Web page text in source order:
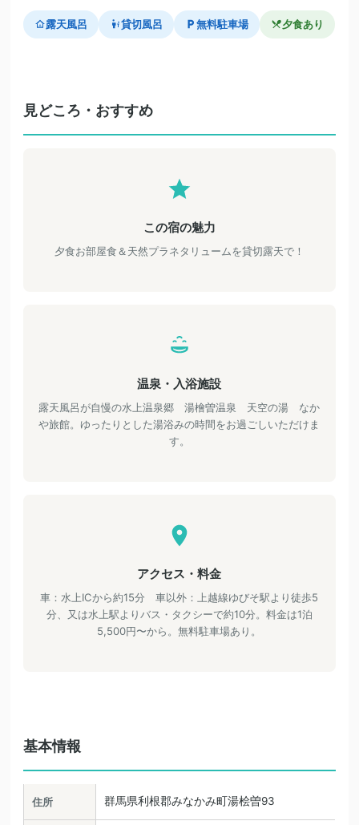
露天風呂 貸切風呂 無料駐車場 夕食あり
見どころ・おすすめ
この宿の魅力
夕食お部屋食＆天然プラネタリュームを貸切露天で！
温泉・入浴施設
露天風呂が自慢の水上温泉郷 湯檜曽温泉 天空の湯 なか
や旅館。ゆったりとした湯浴みの時間をお過ごしいただけま
す。
アクセス・料金
車：水上ICから約15分 車以外：上越線ゆびそ駅より徒歩5
分、又は水上駅よりバス・タクシーで約10分。料金は1泊
5,500円〜から。無料駐車場あり。
基本情報
住所 群馬県利根郡みなかみ町湯桧曽93